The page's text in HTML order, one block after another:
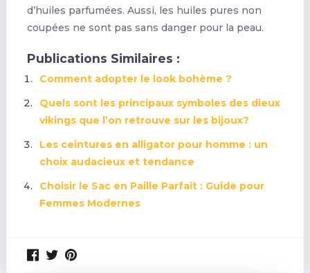
d’huiles parfumées. Aussi, les huiles pures non
coupées ne sont pas sans danger pour la peau.
Publications Similaires :
Comment adopter le look bohème ?
Quels sont les principaux symboles des dieux
vikings que l’on retrouve sur les bijoux?
Les ceintures en alligator pour homme : un
choix audacieux et tendance
Choisir le Sac en Paille Parfait : Guide pour
Femmes Modernes